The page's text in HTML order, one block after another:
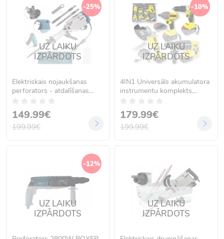
-25%
UZ LAIKU
IZPĀRDOTS
Elektriskais nojaukšanas
perforators - atdalīšanas
159
149.99€
199.99€
-10%
UZ LAIKU
IZPĀRDOTS
4IN1 Universāls akumulatora
instrumentu komplekts
179.99€
199.99€
-12%
UZ LAIKU
IZPĀRDOTS
UZ LAIKU
IZPĀRDOTS